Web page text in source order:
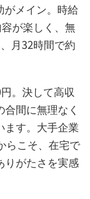
がメイン。時給
が楽しく、無
月32時間で約
。決して高収
間に無理なく
ます。大手企業
らこそ、在宅で
りがたさを実感